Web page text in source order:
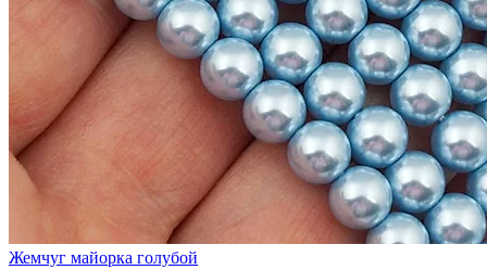
Жемчуг майорка голубой